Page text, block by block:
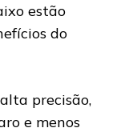
estão
do
precisão,
e menos